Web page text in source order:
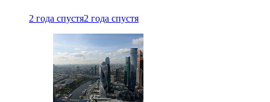
2 года спустя2 года спустя